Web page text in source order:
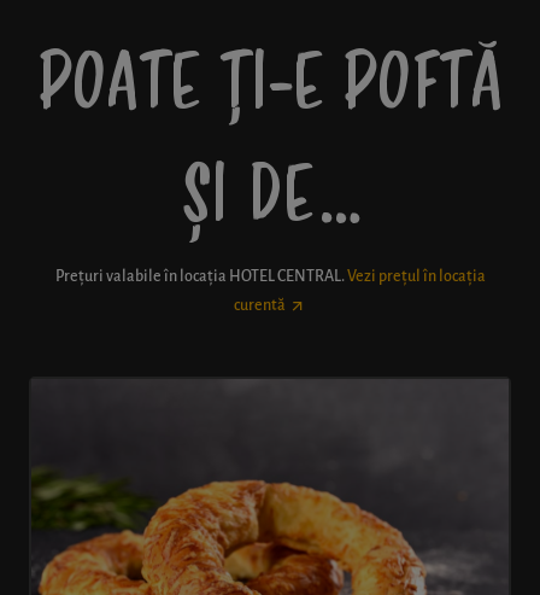
POATE ȚI-E POFTĂ
ȘI DE…
Prețuri valabile în locația HOTEL CENTRAL. Vezi prețul în locația
curentă